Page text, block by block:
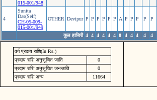
015-001/948
4
Sunita
Das(Self)
CH-05-009-
015-001/949
OTHER Devipur P P P P P P A P P P P P
कुल हाजिरी 4 4 4 4 4 4 0 4 4 4 4 4
वर्ग प्रदाय राशि(In Rs.)
प्रदाय राशि अनुसूचित जाति
0
प्रदाय राशि अनुसूचित जनजाति
0
प्रदाय राशि अन्य
11664